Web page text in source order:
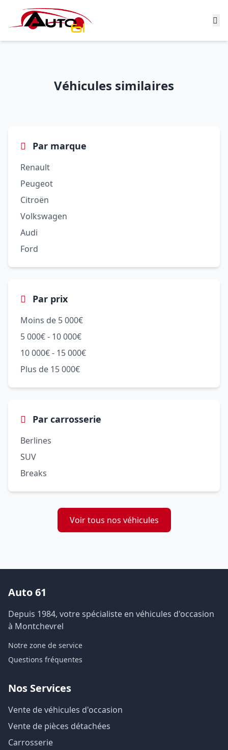
Véhicules similaires
Par marque
Renault
Peugeot
Citroën
Volkswagen
Audi
Ford
Par prix
Moins de 5 000€
5 000€ - 10 000€
10 000€ - 15 000€
Plus de 15 000€
Par carrosserie
Berlines
SUV
Breaks
Voir tous nos véhicules
Auto 61
Depuis 1984, votre spécialiste en véhicules d'occasion
à Montchevrel
Notre zone de service
Questions fréquentes
Nos Services
Vente de véhicules d'occasion
Vente de pièces détachées
Carrosserie